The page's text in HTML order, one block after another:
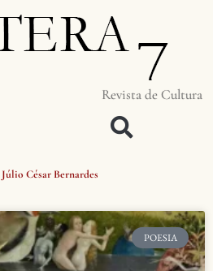
Revista de Cultura
Júlio César Bernardes
POESIA